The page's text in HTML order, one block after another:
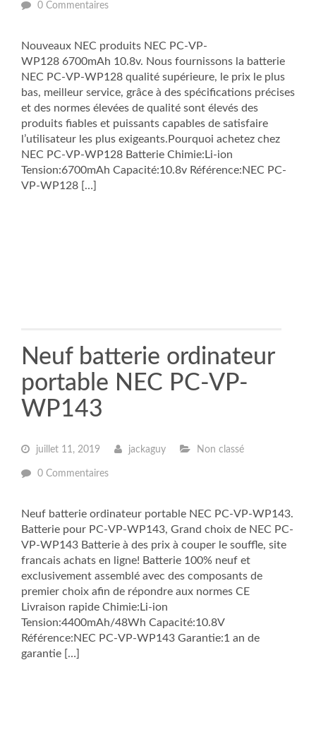
0 Commentaires
Nouveaux NEC produits NEC PC-VP-
WP128 6700mAh 10.8v. Nous fournissons la batterie
NEC PC-VP-WP128 qualité supérieure, le prix le plus
bas, meilleur service, grâce à des spécifications précises
et des normes élevées de qualité sont élevés des
produits fiables et puissants capables de satisfaire
l’utilisateur les plus exigeants.Pourquoi achetez chez
NEC PC-VP-WP128 Batterie Chimie:Li-ion
Tension:6700mAh Capacité:10.8v Référence:NEC PC-
VP-WP128 […]
Neuf batterie ordinateur
portable NEC PC-VP-
WP143
juillet 11, 2019 jackaguy Non classé
0 Commentaires
Neuf batterie ordinateur portable NEC PC-VP-WP143.
Batterie pour PC-VP-WP143, Grand choix de NEC PC-
VP-WP143 Batterie à des prix à couper le souffle, site
francais achats en ligne! Batterie 100% neuf et
exclusivement assemblé avec des composants de
premier choix afin de répondre aux normes CE
Livraison rapide Chimie:Li-ion
Tension:4400mAh/48Wh Capacité:10.8V
Référence:NEC PC-VP-WP143 Garantie:1 an de
garantie […]